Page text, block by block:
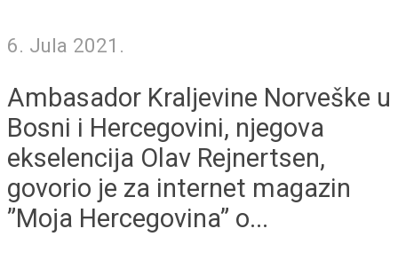
6. Jula 2021.
Ambasador Kraljevine Norveške u
Bosni i Hercegovini, njegova
ekselencija Olav Rejnertsen,
govorio je za internet magazin
”Moja Hercegovina” o...